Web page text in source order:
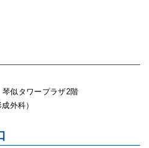
似タワープラザ2階
外科）